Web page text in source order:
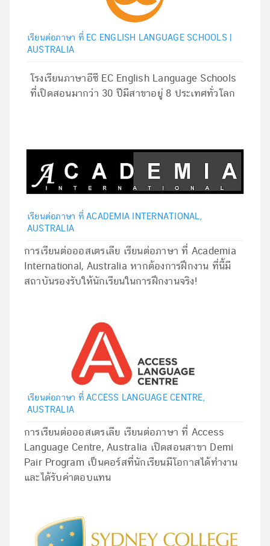
เรียนต่อภาษา ที่ EC ENGLISH LANGUAGE SCHOOLS |
AUSTRALIA
โรงเรียนภาษาอีซี EC English Language Schools
ที่เปิดสอนมากว่า 30 ปีมีสาขาอยู่ 8 ประเทศทั่วโลก
เรียนต่อภาษา ที่ ACADEMIA INTERNATIONAL,
AUSTRALIA
การเรียนต่อออสเตรเลีย เรียนต่อภาษา ที่ Academia
International, Australia หากต้องการฝึกงาน ที่นี้มี
สถาบันรองรับให้นักเรียนในการฝึกงานจริง!
เรียนต่อภาษา ที่ ACCESS LANGUAGE CENTRE,
AUSTRALIA
การเรียนต่อออสเตรเลีย เรียนต่อภาษา ที่ Access
Language Centre, Australia เปิดสอนสาขา Demi
Pair Program เป็นคอร์สที่นักเรียนมีโอกาสได้ทำงาน
และได้รับค่าตอบแทน